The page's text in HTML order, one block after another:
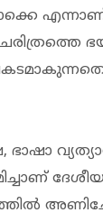
എന്നാണ്
ഭാഷാ
ദേശീയ